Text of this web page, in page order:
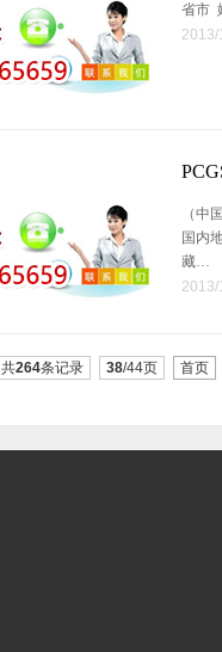
省市
2013/
（中
国内
藏…
2013/
共264条记录 38/44页 首页